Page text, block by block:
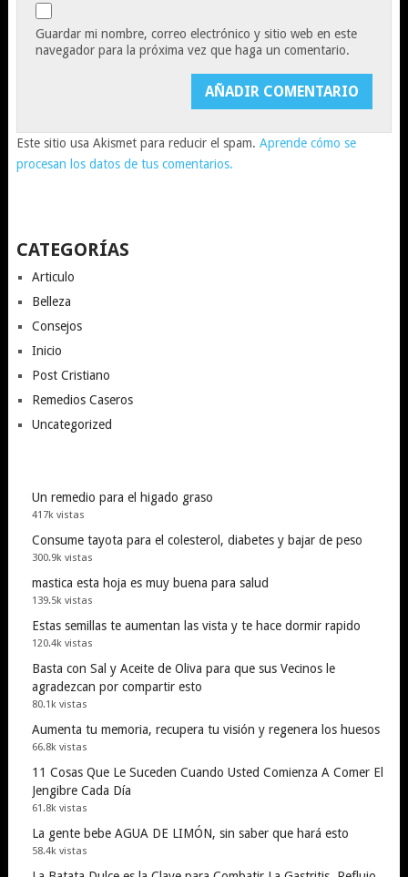
Guardar mi nombre, correo electrónico y sitio web en este
navegador para la próxima vez que haga un comentario.
Este sitio usa Akismet para reducir el spam. Aprende cómo se
procesan los datos de tus comentarios.
CATEGORÍAS
Articulo
Belleza
Consejos
Inicio
Post Cristiano
Remedios Caseros
Uncategorized
Un remedio para el higado graso
417k vistas
Consume tayota para el colesterol, diabetes y bajar de peso
300.9k vistas
mastica esta hoja es muy buena para salud
139.5k vistas
Estas semillas te aumentan las vista y te hace dormir rapido
120.4k vistas
Basta con Sal y Aceite de Oliva para que sus Vecinos le
agradezcan por compartir esto
80.1k vistas
Aumenta tu memoria, recupera tu visión y regenera los huesos
66.8k vistas
11 Cosas Que Le Suceden Cuando Usted Comienza A Comer El
Jengibre Cada Día
61.8k vistas
La gente bebe AGUA DE LIMÓN, sin saber que hará esto
58.4k vistas